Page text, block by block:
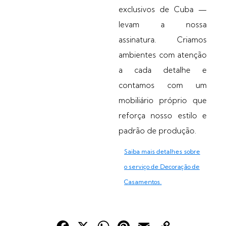
exclusivos de Cuba —
levam a nossa
assinatura. Criamos
ambientes com atenção
a cada detalhe e
contamos com um
mobiliário próprio que
reforça nosso estilo e
padrão de produção.
Saiba mais detalhes sobre
o serviço de Decoração de
Casamentos.